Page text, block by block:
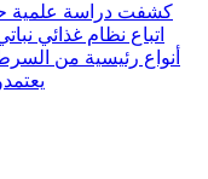
كشفت دراسة علمية
اتباع نظام غذائي
أنواع رئيسية من